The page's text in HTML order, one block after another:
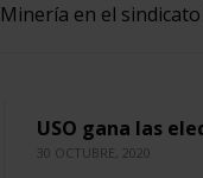
Minería en el
USO gana las
30 OCTUBRE, 2020